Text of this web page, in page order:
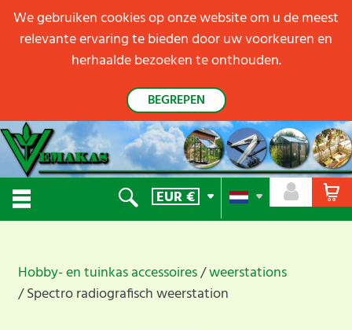
EUR€
Hobby- en tuinkas accessoires weerstations
Spectro radiografisch weerstation
We gebruiken cookies op onze website om u de meest
relevante ervaring te bieden door uw voorkeuren en
herhaalde bezoeken te onthouden.
BEGREPEN